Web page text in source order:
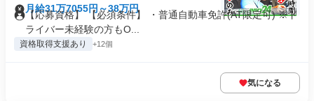
月給31万7055円～38万円
【応募資格】 【必須条件】 ・普通自動車免許(AT限定可) ※ド
ライバー未経験の方もO...
資格取得支援あり +12個
気になる